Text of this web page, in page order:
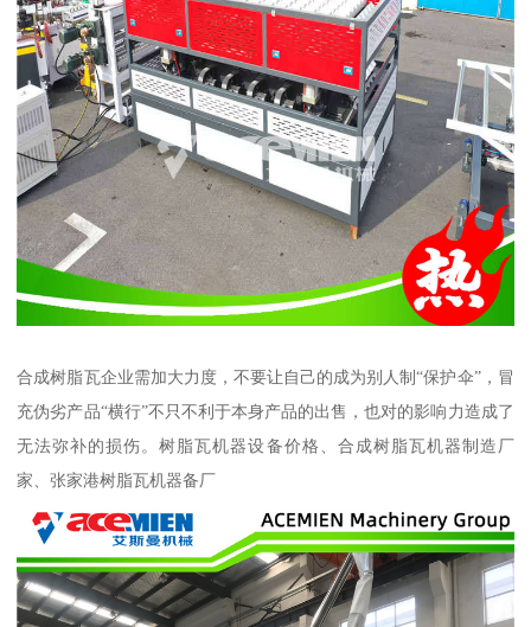
合成树脂瓦企业需加大力度，不要让自己的成为别人制“保护伞”，冒
充伪劣产品“横行”不只不利于本身产品的出售，也对的影响力造成了
无法弥补的损伤。树脂瓦机器设备价格、合成树脂瓦机器制造厂
家、张家港树脂瓦机器备厂